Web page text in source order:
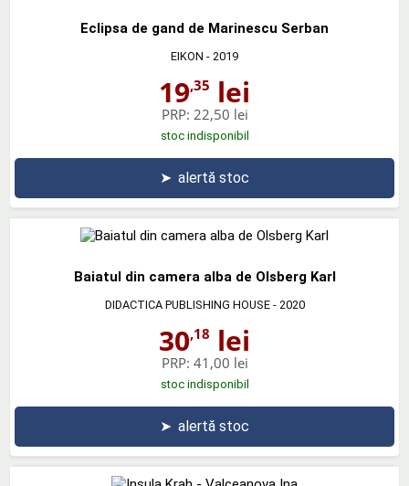
Eclipsa de gand de Marinescu Serban
EIKON - 2019
19,35 lei
PRP: 22,50 lei
stoc indisponibil
➤ alertă stoc
Baiatul din camera alba de Olsberg Karl
DIDACTICA PUBLISHING HOUSE- 2020
30,18 lei
PRP: 41,00 lei
stoc indisponibil
➤ alertă stoc